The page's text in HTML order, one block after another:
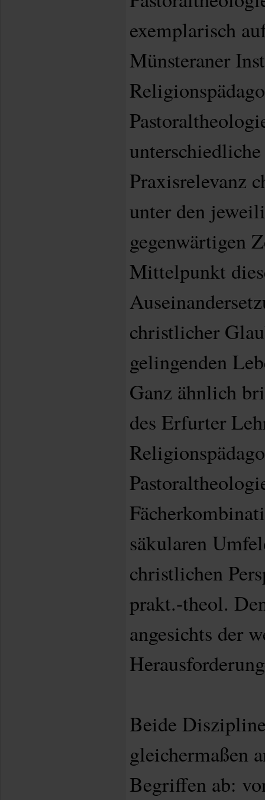
exemplarisch
Münsteraner
Praxisrelevanz
unter den
gegenwärtigen
Mittelpunkt
christlicher
gelingenden
Ganz ähnlich
des Erfurter
säkularen
christlichen
prakt.-theol.
angesichts der
Beide
gleichermaßen
Begriffen ab: